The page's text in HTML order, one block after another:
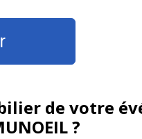
de votre
?